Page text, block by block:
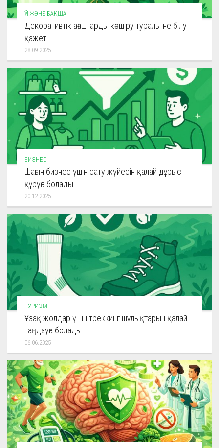
ҮЙ ЖӘНЕ БАҚША
Декоративтік ағаштарды көшіру туралы не білу
қажет
28.09.2025
БИЗНЕС
Шағын бизнес үшін сату жүйесін қалай дұрыс
құруға болады
20.12.2025
ТУРИЗМ
Ұзақ жолдар үшін треккинг шұлықтарын қалай
таңдауға болады
06.06.2025